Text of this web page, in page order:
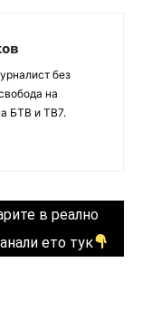
без
на
БТВ и ТВ7.
в реално
ето тук